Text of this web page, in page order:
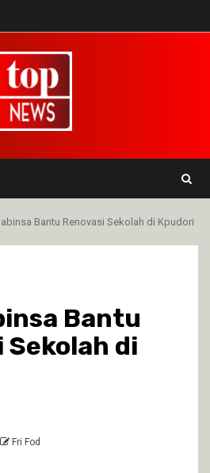
Bantu Renovasi Sekolah di Kpudori
Bantu
Sekolah di
Fri Fod